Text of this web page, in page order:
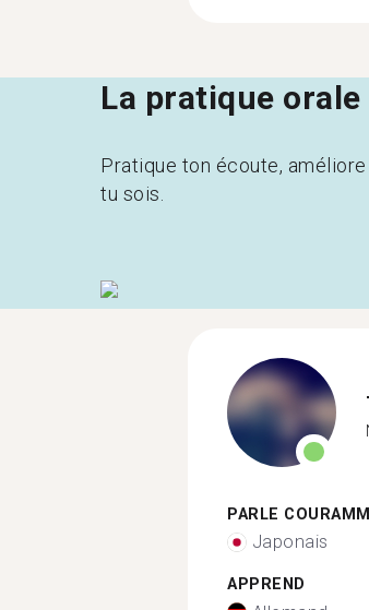
La pratique
Pratique ton écoute,
tu sois.
PARLE
Japonais
APPREND